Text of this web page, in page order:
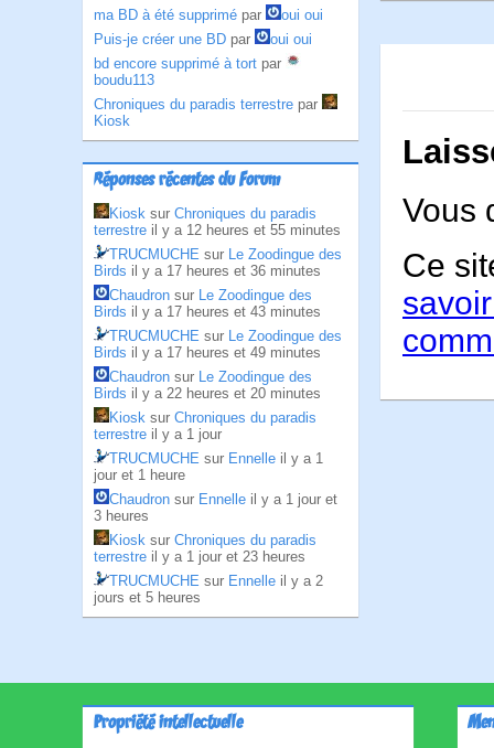
ma BD à été supprimé par
oui oui
Puis-je créer une BD par
oui oui
bd encore supprimé à tort par
boudu113
Chroniques du paradis terrestre par
Kiosk
Réponses récentes du Forum
Kiosk sur Chroniques du paradis
terrestre il y a 12 heures et 55 minutes
TRUCMUCHE sur Le Zoodingue des
Birds il y a 17 heures et 36 minutes
Chaudron sur Le Zoodingue des
Birds il y a 17 heures et 43 minutes
TRUCMUCHE sur Le Zoodingue des
Birds il y a 17 heures et 49 minutes
Chaudron sur Le Zoodingue des
Birds il y a 22 heures et 20 minutes
Kiosk sur Chroniques du paradis
terrestre il y a 1 jour
TRUCMUCHE sur Ennelle il y a 1
jour et 1 heure
Chaudron sur Ennelle il y a 1 jour et
3 heures
Kiosk sur Chroniques du paradis
terrestre il y a 1 jour et 23 heures
TRUCMUCHE sur Ennelle il y a 2
jours et 5 heures
Vous
Ce
Propriété intellectuelle